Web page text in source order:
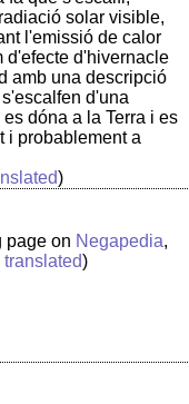
solar visible,
l'emissió de calor
d'efecte d'hivernacle
amb una descripció
d'una
dóna a la Terra i es
i probablement a
)
page on Negapedia,
)